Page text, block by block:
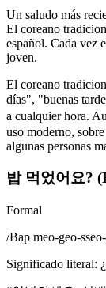
Un saludo más
El coreano
español. Cada vez
joven.
El coreano
días", "buenas
a cualquier hora.
uso moderno,
algunas personas
밥 먹었어요?
Formal
/Bap meo-geo-
Significado literal: